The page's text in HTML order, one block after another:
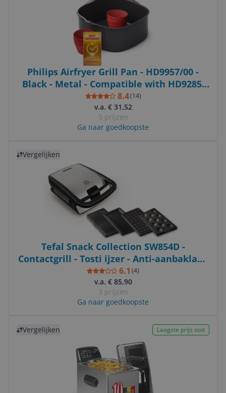
Philips Airfryer Grill Pan - HD9957/00 -
Black - Metal - Compatible with HD9285,
HD963X, HD965X, HD975X, HD976X,
HD986X, HD987X
8.4(14)
v.a. € 31,52
5 prijzen
Ga naar goedkoopste
Vergelijken
Tefal Snack Collection SW854D -
Contactgrill - Tosti ijzer - Anti-aanbaklaag
- 4 verschillende platen - RVS
6.1 (4)
v.a. € 85,90
3 prijzen
Ga naar goedkoopste
Vergelijken Laagste prijs ooit